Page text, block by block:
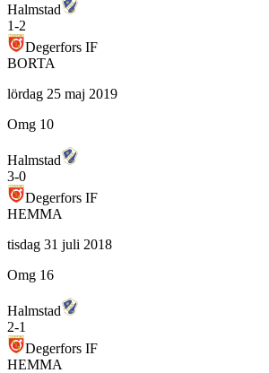
Halmstad
1-2
Degerfors IF
BORTA
lördag 25 maj 2019
Omg 10
Halmstad
3-0
Degerfors IF
HEMMA
tisdag 31 juli 2018
Omg 16
Halmstad
2-1
Degerfors IF
HEMMA